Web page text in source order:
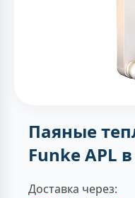
Паяные
Funke APL
Доставка через: